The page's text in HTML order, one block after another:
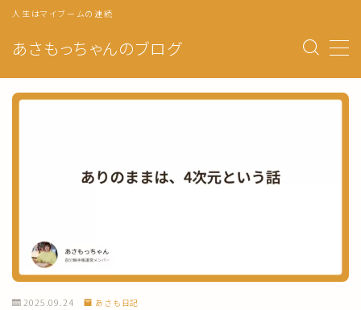
あさもっちゃんのブログ
人生はマイブームの連続
MENU
ウィークリー
2025.09.24 あさも日記